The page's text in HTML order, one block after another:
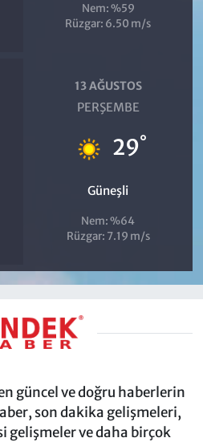
Nem: %59
Rüzgar: 6.50 m/s
13 AĞUSTOS
PERŞEMBE
29°
Güneşli
Nem: %64
Rüzgar: 7.19 m/s
güncel ve doğru haberlerin
son dakika gelişmeleri,
gelişmeler ve daha birçok